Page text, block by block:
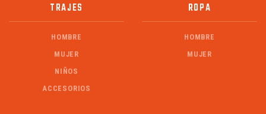
TRAJES
HOMBRE
MUJER
NIÑOS
ACCESORIOS
ROPA
HOMBRE
MUJER